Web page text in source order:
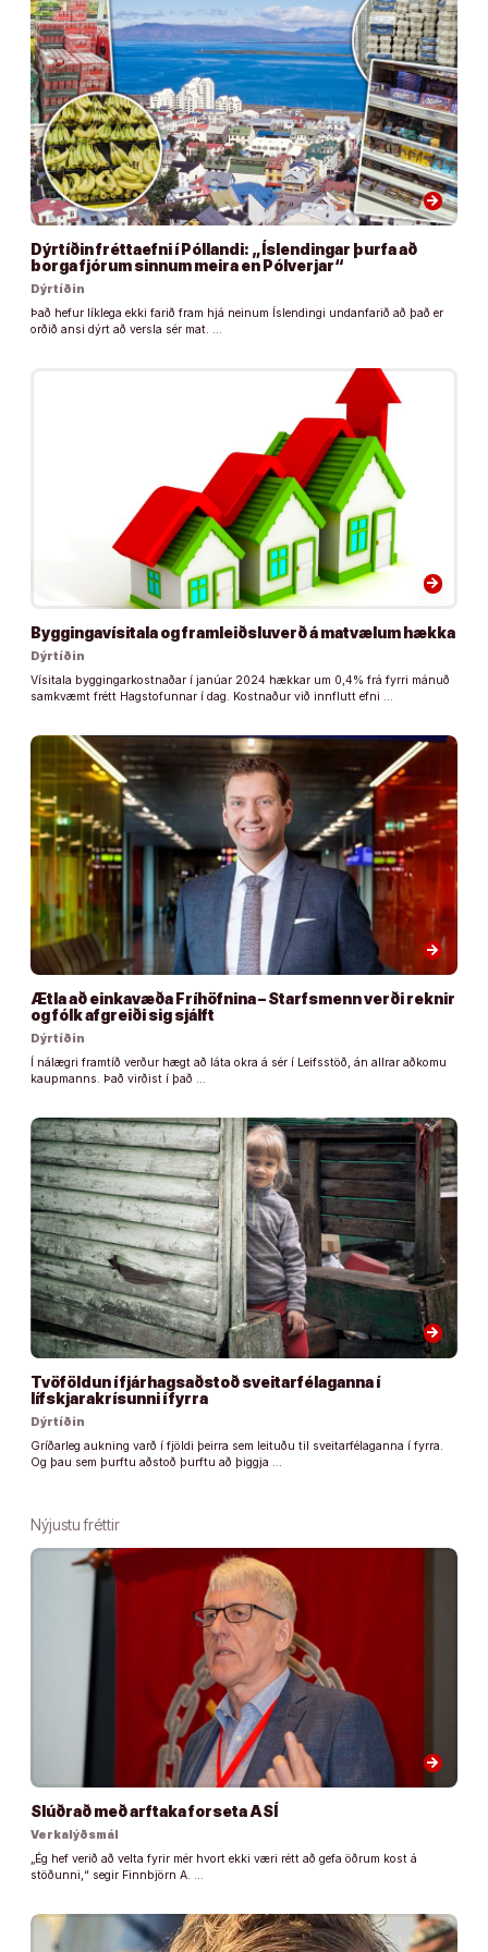
arrow_forward
Dýrtíðin fréttaefni í Póllandi: „Íslendingar þurfa að
borga fjórum sinnum meira en Pólverjar“
Dýrtíðin
Það hefur líklega ekki farið fram hjá neinum Íslendingi undanfarið að það er
orðið ansi dýrt að versla sér mat. …
arrow_forward
Byggingavísitala og framleiðsluverð á matvælum hækka
Dýrtíðin
Vísitala byggingarkostnaðar í janúar 2024 hækkar um 0,4% frá fyrri mánuð
samkvæmt frétt Hagstofunnar í dag. Kostnaður við innflutt efni …
arrow_forward
Ætla að einkavæða Fríhöfnina – Starfsmenn verði reknir
og fólk afgreiði sig sjálft
Dýrtíðin
Í nálægri framtíð verður hægt að láta okra á sér í Leifsstöð, án allrar aðkomu
kaupmanns. Það virðist í það …
arrow_forward
Tvöföldun í fjárhagsaðstoð sveitarfélaganna í
lífskjarakrísunni í fyrra
Dýrtíðin
Gríðarleg aukning varð í fjöldi þeirra sem leituðu til sveitarfélaganna í fyrra.
Og þau sem þurftu aðstoð þurftu að þiggja …
Nýjustu fréttir
arrow_forward
Slúðrað með arftaka forseta ASÍ
Verkalýðsmál
„Ég hef verið að velta fyrir mér hvort ekki væri rétt að gefa öðrum kost á
stöðunni,“ segir Finnbjörn A. …